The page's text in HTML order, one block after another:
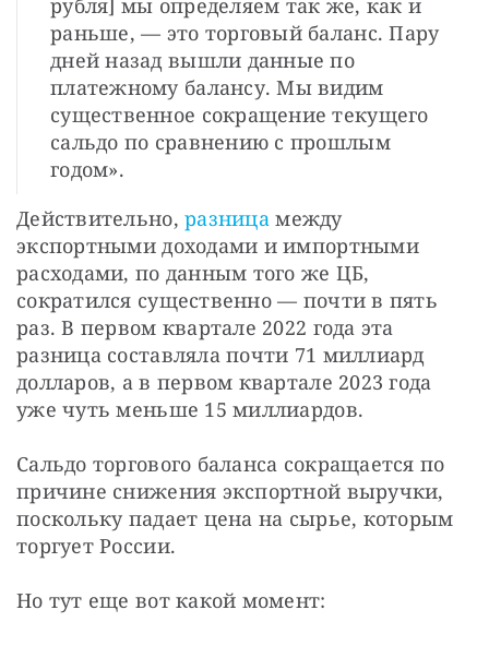
раньше, — это торговый баланс. Пару
дней назад вышли данные по
платежному балансу. Мы видим
существенное сокращение текущего
сальдо по сравнению с прошлым
годом».
Действительно, разница между
экспортными доходами и импортными
расходами, по данным того же ЦБ,
сократился существенно — почти в пять
раз. В первом квартале 2022 года эта
разница составляла почти 71 миллиард
долларов, а в первом квартале 2023 года
уже чуть меньше 15 миллиардов.
Сальдо торгового баланса сокращается по
причине снижения экспортной выручки,
поскольку падает цена на сырье, которым
торгует России.
Но тут еще вот какой момент: